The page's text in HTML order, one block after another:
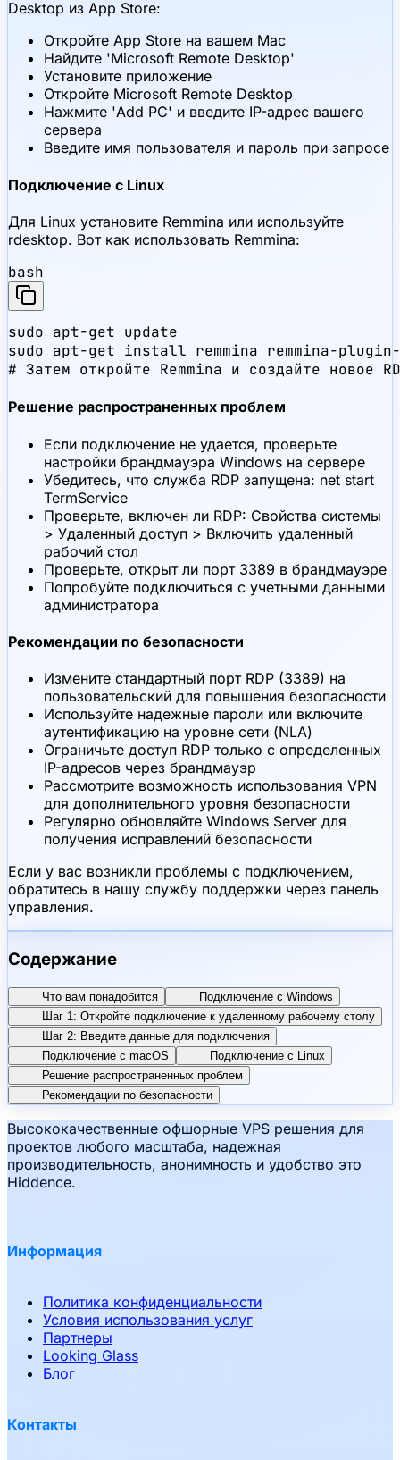
Desktop из App Store:
Откройте App Store на вашем Mac
Найдите 'Microsoft Remote Desktop'
Установите приложение
Откройте Microsoft Remote Desktop
Нажмите 'Add PC' и введите IP-адрес вашего
сервера
Введите имя пользователя и пароль при запросе
Подключение с Linux
Для Linux установите Remmina или используйте
rdesktop. Вот как использовать Remmina:
bash
sudo apt-get update
sudo apt-get install remmina remmina-
# Затем откройте Remmina и создайте новое
Решение распространенных проблем
Если подключение не удается, проверьте
настройки брандмауэра Windows на сервере
Убедитесь, что служба RDP запущена: net start
TermService
Проверьте, включен ли RDP: Свойства системы
> Удаленный доступ > Включить удаленный
рабочий стол
Проверьте, открыт ли порт 3389 в брандмауэре
Попробуйте подключиться с учетными данными
администратора
Рекомендации по безопасности
Измените стандартный порт RDP (3389) на
пользовательский для повышения безопасности
Используйте надежные пароли или включите
аутентификацию на уровне сети (NLA)
Ограничьте доступ RDP только с определенных
IP-адресов через брандмауэр
Рассмотрите возможность использования VPN
для дополнительного уровня безопасности
Регулярно обновляйте Windows Server для
получения исправлений безопасности
Если у вас возникли проблемы с подключением,
обратитесь в нашу службу поддержки через панель
управления.
Содержание
Что вам понадобится
Подключение с Windows
Шаг 1: Откройте подключение к удаленному рабочему столу
Шаг 2: Введите данные для подключения
Подключение с macOS
Подключение с Linux
Решение распространенных проблем
Рекомендации по безопасности
Высококачественные офшорные VPS решения для
проектов любого масштаба, надежная
производительность, анонимность и удобство это
Hiddence.
Информация
Политика конфиденциальности
Условия использования услуг
Партнеры
Looking Glass
Блог
Контакты